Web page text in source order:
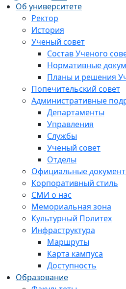
Об университете
Ректор
История
Ученый совет
Состав Ученого
Нормативные
Планы и решения
Попечительский совет
Административные
Департаменты
Управления
Службы
Ученый совет
Отделы
Официальные
Корпоративный стиль
СМИ о нас
Мемориальная зона
Культурный Политех
Инфраструктура
Маршруты
Карта кампуса
Доступность
Образование